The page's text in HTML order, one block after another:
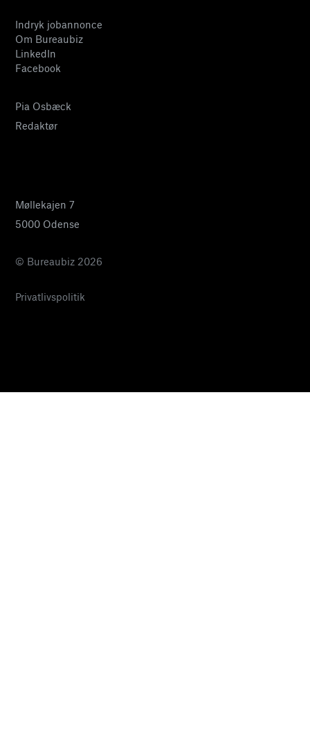
Indryk jobannonce
Om Bureaubiz
LinkedIn
Facebook
Pia Osbæck
Redaktør
Møllekajen 7
5000 Odense
© Bureaubiz 2026
Privatlivspolitik